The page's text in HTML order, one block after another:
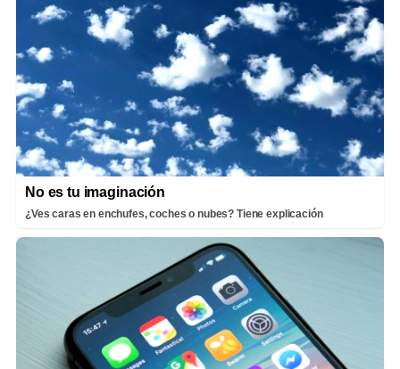
No es tu imaginación
¿Ves caras en enchufes, coches o nubes? Tiene explicación